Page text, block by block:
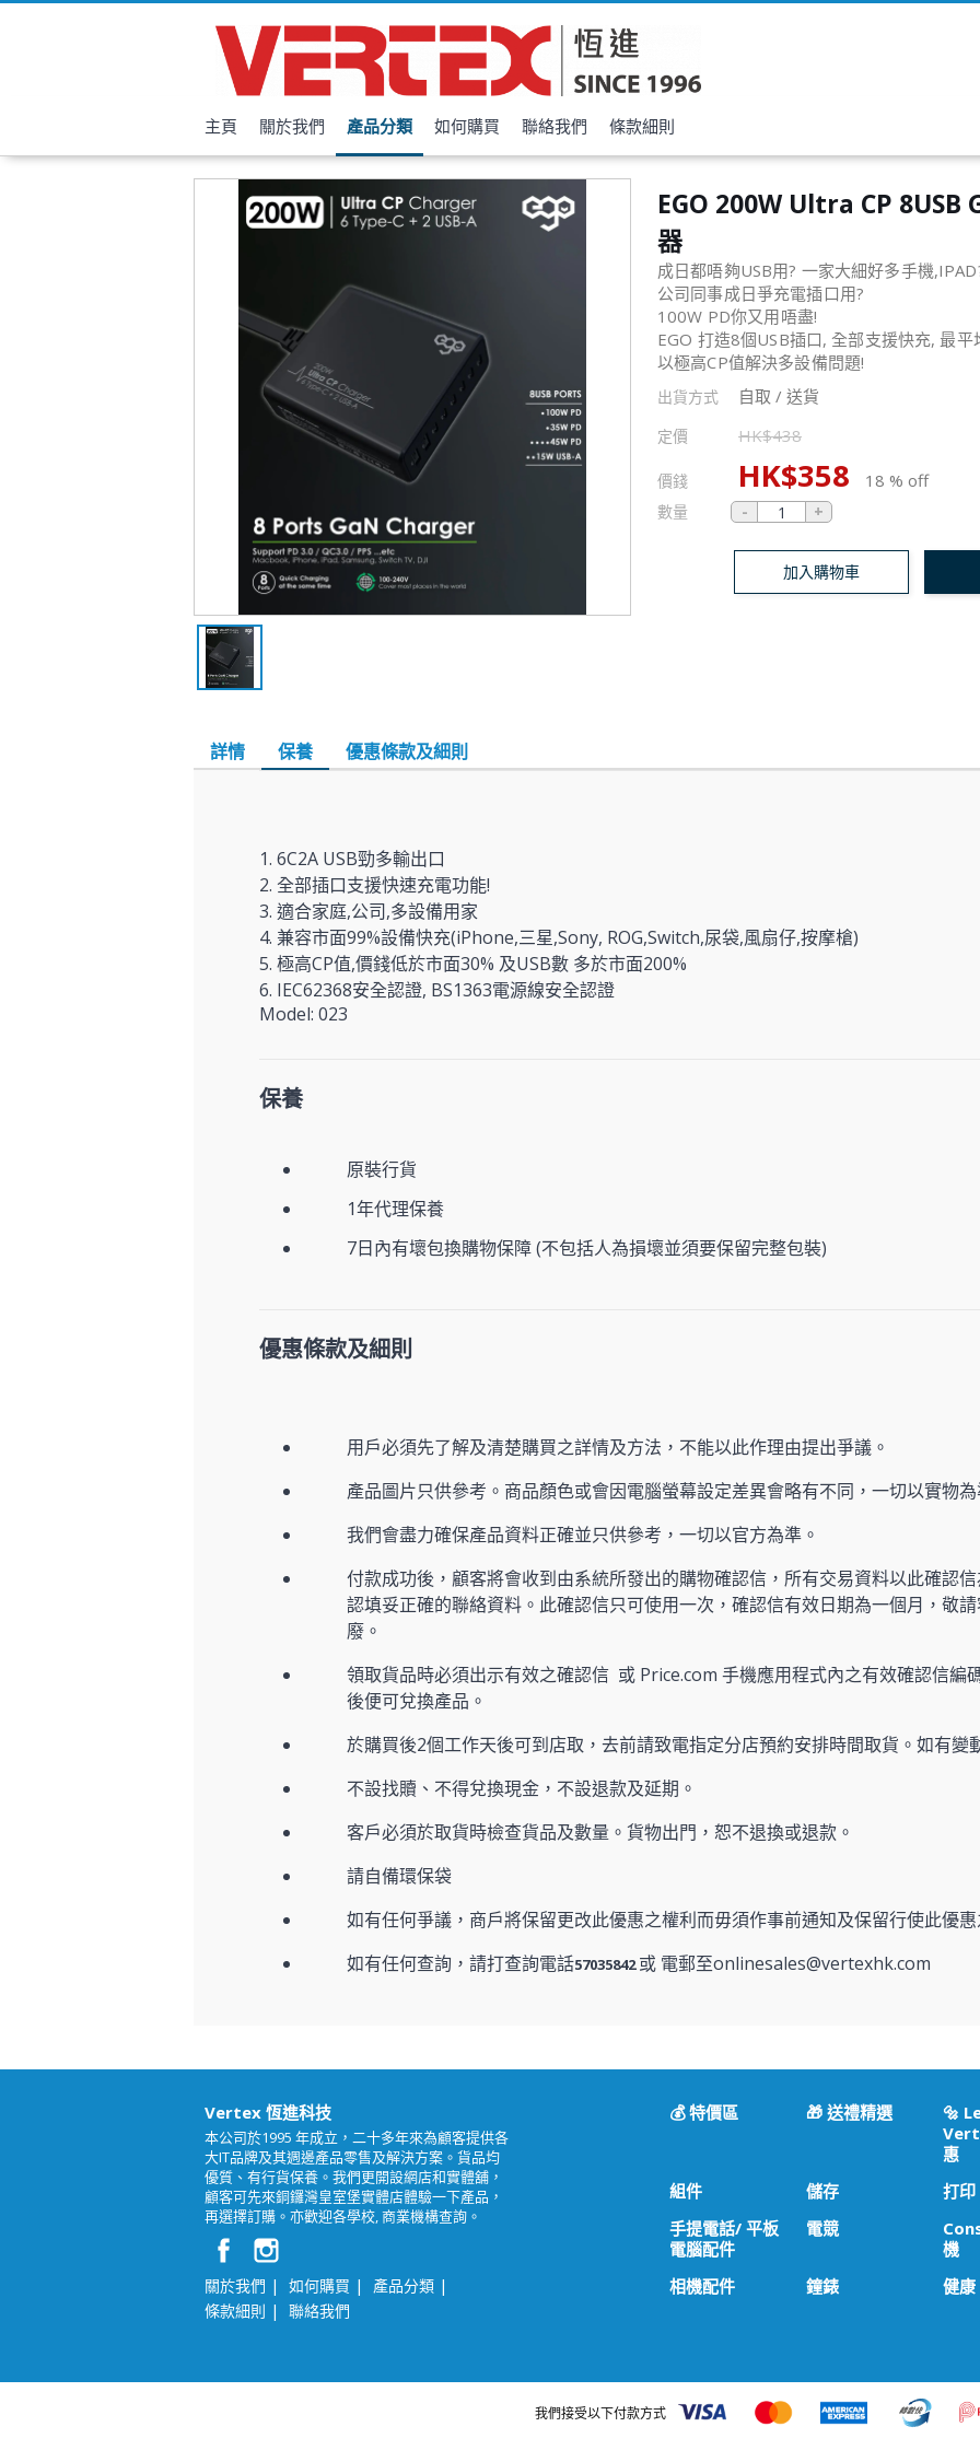
主頁 關於我們 產品分類 如何購買 聯絡我們 條款細則
EGO 200W Ultra CP 8USB
器
成日都唔夠USB用? 一家大細好多手機
公司同事成日爭充電插口用?
100W PD你又用唔盡!
EGO 打造8個USB插口, 全部支援快充, 最平
以極高CP值解決多設備問題!
出貨方式 自取 / 送貨
定價 HK$438
價錢 HK$358 18 % off
數量
加入購物車
詳情 保養 優惠條款及細則
1. 6C2A USB勁多輸出口
2. 全部插口支援快速充電功能!
3. 適合家庭,公司,多設備用家
4. 兼容市面99%設備快充(iPhone,三星,Sony, ROG,Switch,尿袋,風扇仔,按摩槍)
5. 極高CP值,價錢低於市面30% 及USB數 多於市面200%
6. IEC62368安全認證, BS1363電源線安全認證
Model: 023
保養
原裝行貨
1年代理保養
7日內有壞包換購物保障 (不包括人為損壞並須要保留完整包裝)
優惠條款及細則
用戶必須先了解及清楚購買之詳情及方法，不能以此作理由提出爭議。
產品圖片只供參考。商品顏色或會因電腦螢幕設定差異會略有不同，一切以實物為
我們會盡力確保產品資料正確並只供參考，一切以官方為準。
付款成功後，顧客將會收到由系統所發出的購物確認信，所有交易資料以此確認
認填妥正確的聯絡資料。此確認信只可使用一次，確認信有效日期為一個月，敬
廢。
領取貨品時必須出示有效之確認信 或 Price.com 手機應用程式內之有效確認信編
後便可兌換產品。
於購買後2個工作天後可到店取，去前請致電指定分店預約安排時間取貨。如有變
不設找贖、不得兌換現金，不設退款及延期。
客戶必須於取貨時檢查貨品及數量。貨物出門，恕不退換或退款。
請自備環保袋
如有任何爭議，商戶將保留更改此優惠之權利而毋須作事前通知及保留行使此優惠
如有任何查詢，請打查詢電話57035842 或 電郵至onlinesales@vertexhk.com
Vertex 恆進科技
本公司於1995 年成立，二十多年來為顧客提供各
大IT品牌及其週邊產品零售及解決方案。貨品均
優質、有行貨保養。我們更開設網店和實體舖，
顧客可先來銅鑼灣皇室堡實體店體驗一下產品，
再選擇訂購。亦歡迎各學校, 商業機構查詢。
關於我們 | 如何購買 | 產品分類 |
條款細則 | 聯絡我們
💰 特價區 🎁 送禮精選
🔩
惠
組件 儲存 打印
手提電話/ 平板
電腦配件
電競
機
相機配件
鐘錶 健康
我們接受以下付款方式